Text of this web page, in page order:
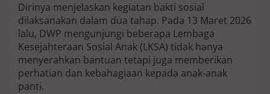
Dirinya menjelaskan kegiatan bakti sosial
dilaksanakan dalam dua tahap. Pada 13 Maret 2026
lalu, DWP mengunjungi beberapa Lembaga
Kesejahteraan Sosial Anak (LKSA) tidak hanya
menyerahkan bantuan tetapi juga memberikan
perhatian dan kebahagiaan kepada anak-anak
panti.